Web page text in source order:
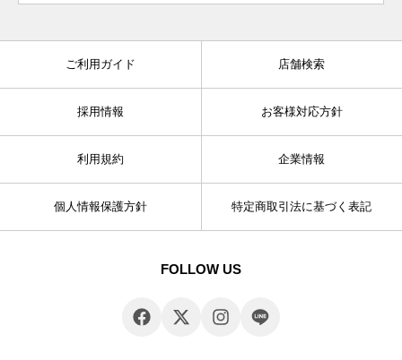
ご利用ガイド 店舗検索
採用情報 お客様対応方針
利用規約 企業情報
個人情報保護方針 特定商取引法に基づく表記
FOLLOW US